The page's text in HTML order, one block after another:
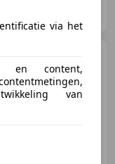
Automaat, leder
via het
en content,
van